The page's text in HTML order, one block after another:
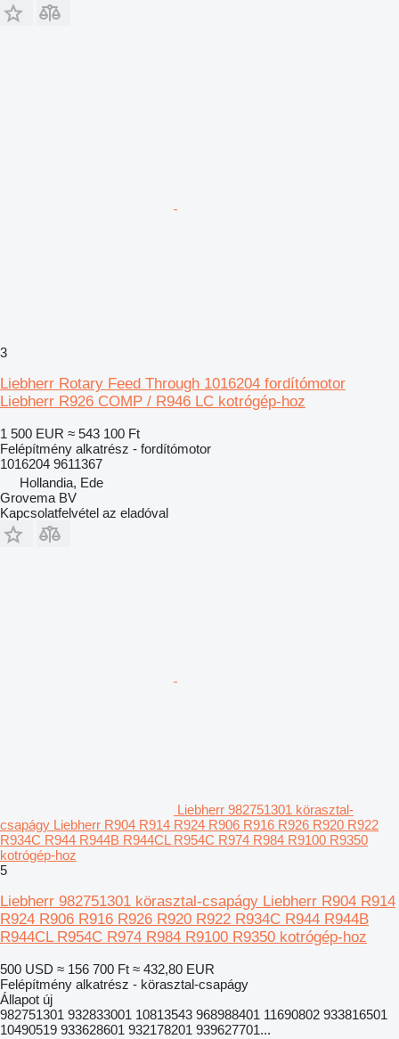
3
Liebherr Rotary Feed Through 1016204 fordítómotor
Liebherr R926 COMP / R946 LC kotrógép-hoz
1 500 EUR ≈ 543 100 Ft
Felépítmény alkatrész - fordítómotor
1016204 9611367
Hollandia, Ede
Grovema BV
Kapcsolatfelvétel az eladóval
Liebherr 982751301 körasztal-
csapágy Liebherr R904 R914 R924 R906 R916 R926 R920 R922
R934C R944 R944B R944CL R954C R974 R984 R9100 R9350
kotrógép-hoz
5
Liebherr 982751301 körasztal-csapágy Liebherr R904 R914
R924 R906 R916 R926 R920 R922 R934C R944 R944B
R944CL R954C R974 R984 R9100 R9350 kotrógép-hoz
500 USD ≈ 156 700 Ft ≈ 432,80 EUR
Felépítmény alkatrész - körasztal-csapágy
Állapot új
982751301 932833001 10813543 968988401 11690802 933816501
10490519 933628601 932178201 939627701...